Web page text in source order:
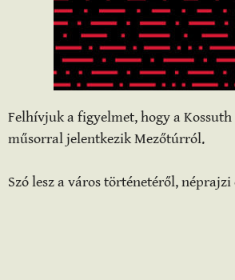
Felhívjuk a figyelmet, hogy a
műsorral jelentkezik Mezőtúrról.
Szó lesz a város történetéről,